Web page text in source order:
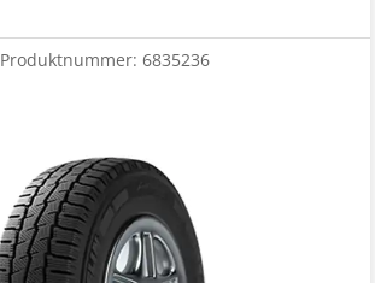
Produktnummer: 6835236